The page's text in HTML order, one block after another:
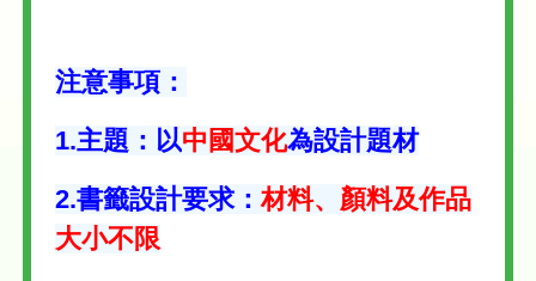
注意事項：
1.主題：以中國文化為設計題材
2.書籤設計要求：材料、顏料及作品
大小不限